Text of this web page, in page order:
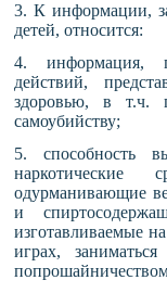
3. К информации,
детей, относится:
4. информация,
действий,
здоровью, в т.ч.
самоубийству;
5. способность
наркотические
одурманивающие
и
изготавливаемые
играх,